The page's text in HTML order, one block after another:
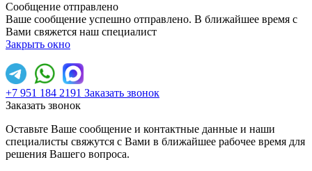
Сообщение отправлено
Ваше сообщение успешно отправлено. В ближайшее время с
Вами свяжется наш специалист
Закрыть окно
+7 951 184 2191 Заказать звонок
Заказать звонок
Оставьте Ваше сообщение и контактные данные и наши
специалисты свяжутся с Вами в ближайшее рабочее время для
решения Вашего вопроса.